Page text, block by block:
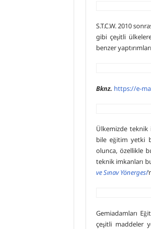
S.T.C.W. 2010
gibi çeşitli
benzer
Bknz. https://e-
Ülkemizde teknik
bile eğitim yetki
olunca, özellikle
teknik imkanları
ve Sınav Yönergesi
Gemiadamları
çeşitli maddeler